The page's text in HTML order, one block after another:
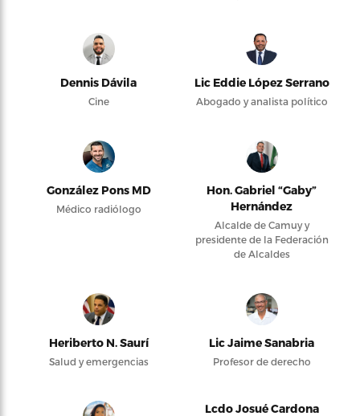
Dennis Dávila
Cine
Lic Eddie López Serrano
Abogado y analista político
González Pons MD
Médico radiólogo
Hon. Gabriel “Gaby”
Hernández
Alcalde de Camuy y
presidente de la Federación
de Alcaldes
Heriberto N. Saurí
Salud y emergencias
Lic Jaime Sanabria
Profesor de derecho
Lcdo Josué Cardona